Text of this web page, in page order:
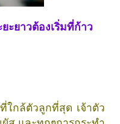
ะยาวต้องเริ่มที่ก้าว
กล้ตัวลูกที่สุด เจ้าตัว